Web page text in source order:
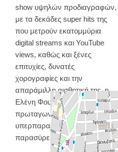
show υψηλών προδιαγραφών,
με τα δεκάδες super hits της
που μετρούν εκατομμύρια
digital streams και YouTube
views, καθώς και ξένες
επιτυχίες, δυνατές
χορογραφίες και την
απαράμιλλη αισθητική της, η
Ελένη Φουρέιρα
πρωταγωνιστεί σε μία μουσική
υπερπαραγωγή που
παρασύρει τους πάντες.